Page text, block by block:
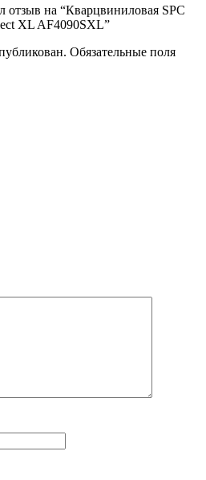
отзыв на “Кварцвиниловая SPC
XL AF4090SXL”
Обязательные поля